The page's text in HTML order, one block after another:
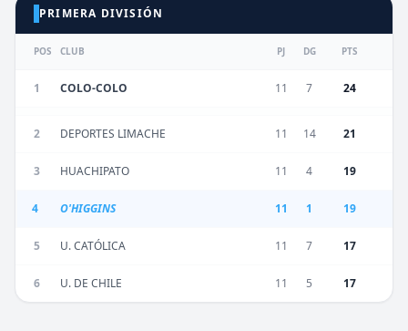
PRIMERA DIVISIÓN
POS CLUB PJ DG PTS
1 COLO-COLO 11 7 24
2 DEPORTES LIMACHE 11 14 21
3 HUACHIPATO 11 4 19
4 O'HIGGINS 11 1 19
5 U. CATÓLICA 11 7 17
6 U. DE CHILE 11 5 17